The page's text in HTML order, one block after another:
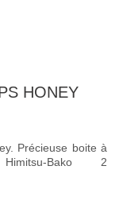
HONEY
Précieuse boite à
Bako 2